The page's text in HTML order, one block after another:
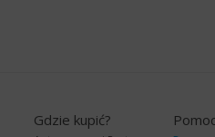
Gdzie kupić?